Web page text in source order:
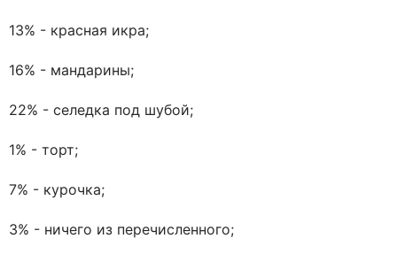
13% - красная икра;
16% - мандарины;
22% - селедка под шубой;
1% - торт;
7% - курочка;
3% - ничего из перечисленного;